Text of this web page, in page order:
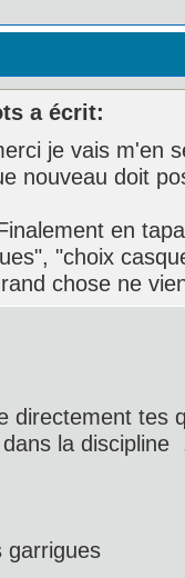
a écrit:
je vais m'en
nouveau doit
en
"choix
chose ne
directement tes
la
garrigues